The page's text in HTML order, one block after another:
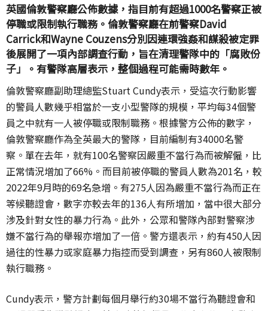
英國倫敦警察廳公佈數據，指目前有超過1000名警察正被
停職或限制執行職務。倫敦警察廳在前警察David
Carrick和Wayne Couzens分別因連環強姦和謀殺被定罪
後展開了一項內部調查行動，旨在清理警隊中的「腐敗份
子」。有警隊高層表示，整個過程可能需時數年。
倫敦警察廳副助理總監Stuart Cundy表示，受這次行動影響
的警員人數幾乎相當於一支小型警隊的規模，平均每34個警
員之中就有一人被停職或限制職務。根據警方公佈的數字，
倫敦警察廳作為全英最大的警隊，目前編制有34000名警
察。單在去年，就有100名警察因嚴重不當行為而被解僱，比
正常情況增加了66%。而目前被停職的警員人數為201名，較
2022年9月時的69名急增。有275人因為嚴重不當行為而正在
等候聽證會，數字亦較去年的136人有所增加，當中很大部分
涉及針對女性的暴力行為。此外，公眾和警隊內部對警察涉
嫌不當行為的舉報亦增加了一倍。警方還表示，約有450人因
過往的性暴力或家庭暴力指控而受到調查，另有860人被限制
執行職務。
Cundy表示，警方計劃每個月舉行約30場不當行為聽證會和